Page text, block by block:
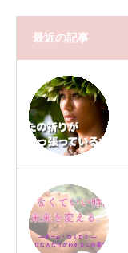
最近の記事